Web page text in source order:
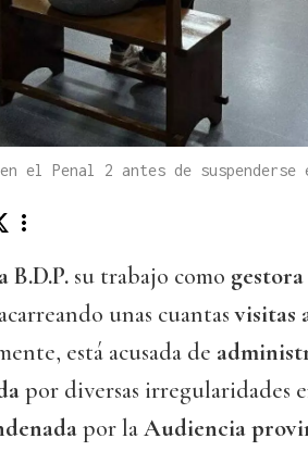
el Penal 2 antes de
B.D.P. su trabajo como
unas cuantasvisitas
está acusada de
por diversas irregularidades
por laAudiencia